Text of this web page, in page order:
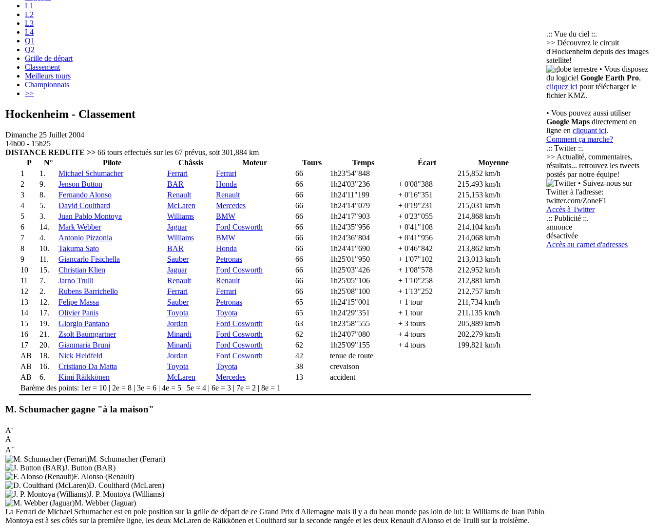
L1
L2
L3
L4
Q1
Q2
Grille de départ
Classement
Meilleurs tours
Championnats
>>
Hockenheim - Classement
Dimanche 25 Juillet 2004
14h00 - 15h25
DISTANCE REDUITE >> 66 tours effectués sur les 67 prévus, soit 301,884 km
P
N° Pilote Châssis Moteur Tours Temps Écart
Moyenne
1
1. Michael Schumacher Ferrari Ferrari 66 1h23'54"848
215,852 km/h
2
9. Jenson Button BAR Honda 66 1h24'03"236 + 0'08"388
215,493 km/h
3
8. Fernando Alonso Renault Renault 66 1h24'11"199 + 0'16"351
215,153 km/h
4
5. David Coulthard McLaren Mercedes 66 1h24'14"079 + 0'19"231
215,031 km/h
5
3. Juan Pablo Montoya Williams BMW 66 1h24'17"903 + 0'23"055
214,868 km/h
6
14. Mark Webber Jaguar Ford Cosworth 66 1h24'35"956 + 0'41"108
214,104 km/h
7
4. Antonio Pizzonia Williams BMW 66 1h24'36"804 + 0'41"956
214,068 km/h
8
10. Takuma Sato BAR Honda 66 1h24'41"690 + 0'46"842
213,862 km/h
9
11. Giancarlo Fisichella Sauber Petronas 66 1h25'01"950 + 1'07"102
213,013 km/h
10
15. Christian Klien Jaguar Ford Cosworth 66 1h25'03"426 + 1'08"578
212,952 km/h
11
7. Jarno Trulli Renault Renault 66 1h25'05"106 + 1'10"258
212,881 km/h
12
2. Rubens Barrichello Ferrari Ferrari 66 1h25'08"100 + 1'13"252
212,757 km/h
13
12. Felipe Massa Sauber Petronas 65 1h24'15"001 + 1 tour
211,734 km/h
14
17. Olivier Panis Toyota Toyota 65 1h24'29"351 + 1 tour
211,135 km/h
15
19. Giorgio Pantano Jordan Ford Cosworth 63 1h23'58"555 + 3 tours
205,889 km/h
16
21. Zsolt Baumgartner Minardi Ford Cosworth 62 1h24'07"080 + 4 tours
202,279 km/h
17
20. Gianmaria Bruni Minardi Ford Cosworth 62 1h25'09"155 + 4 tours
199,821 km/h
AB
18. Nick Heidfeld Jordan Ford Cosworth 42
tenue de route
AB
16. Cristiano Da Matta Toyota Toyota 38
crevaison
AB
6. Kimi Räikkönen McLaren Mercedes 13
accident
Barème des points: 1er = 10 | 2e = 8 | 3e = 6 | 4e = 5 | 5e = 4 | 6e = 3 | 7e = 2 | 8e = 1
M. Schumacher gagne "à la maison"
A-
A
A+
M. Schumacher (Ferrari)
J. Button (BAR)
F. Alonso (Renault)
D. Coulthard (McLaren)
J. P. Montoya (Williams)
M. Webber (Jaguar)
La Ferrari de Michael Schumacher est en pole position sur la grille de départ de ce Grand Prix d'Allemagne mais il y a du beau monde pas loin de lui: la Williams de Juan Pablo
Montoya est à ses côtés sur la première ligne, les deux McLaren de Räikkönen et Coulthard sur la seconde rangée et les deux Renault d'Alonso et de Trulli sur la troisième.
.:: Vue du ciel ::.
>> Découvrez le circuit
d'Hockenheim depuis des images
satellite!
• Vous disposez
du logiciel Google Earth Pro,
cliquez ici pour télécharger le
fichier KMZ.
• Vous pouvez aussi utiliser
Google Maps directement en
ligne en cliquant ici.
Comment ça marche?
.:: Twitter ::.
>> Actualité, commentaires,
résultats... retrouvez les tweets
postés par notre équipe!
• Suivez-nous sur
Twitter à l'adresse:
twitter.com/ZoneF1
Accès à Twitter
.:: Publicité ::.
annonce
désactivée
Accès au carnet d'adresses